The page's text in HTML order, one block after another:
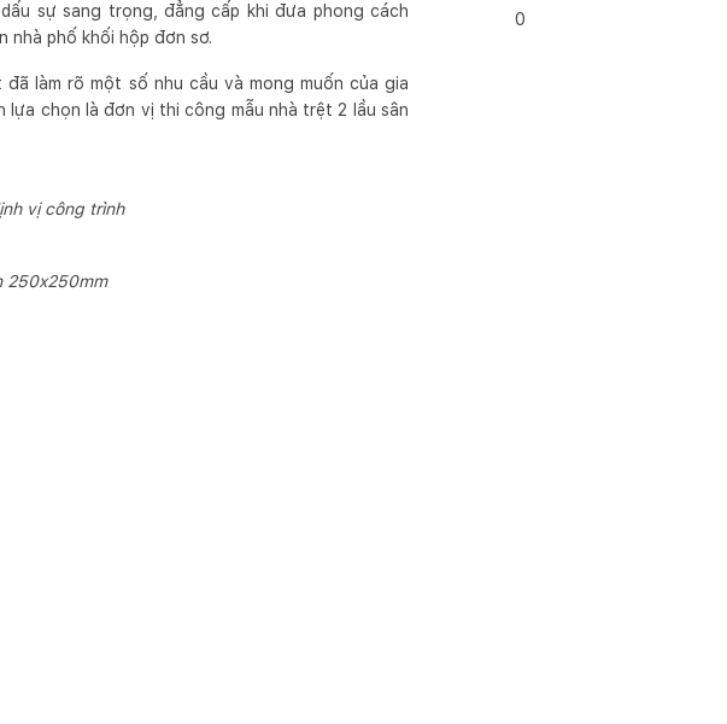
sự sang trọng, đẳng cấp khi đưa phong cách
nhà phố khối hộp đơn sơ.
làm rõ một số nhu cầu và mong muốn của gia
chọn là đơn vị thi công mẫu nhà trệt 2 lầu sân
vị công trình
250x250mm
0